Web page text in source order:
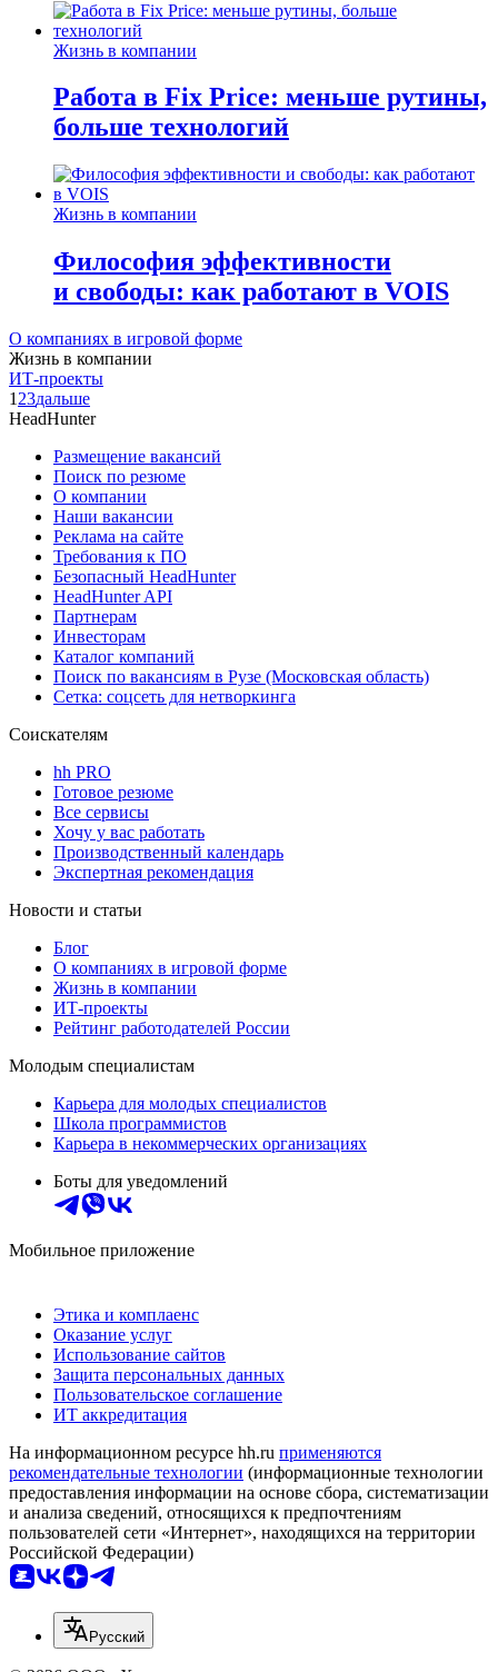
Жизнь в компании
Работа в Fix Price: меньше рутины,
больше технологий
Жизнь в компании
Философия эффективности
и свободы: как работают в VOIS
О компаниях в игровой форме
Жизнь в компании
ИТ-проекты
1 23дальше
HeadHunter
Размещение вакансий
Поиск по резюме
О компании
Наши вакансии
Реклама на сайте
Требования к ПО
Безопасный HeadHunter
HeadHunter API
Партнерам
Инвесторам
Каталог компаний
Поиск по вакансиям в Рузе (Московская область)
Сетка: соцсеть для нетворкинга
Соискателям
hh PRO
Готовое резюме
Все сервисы
Хочу у вас работать
Производственный календарь
Экспертная рекомендация
Новости и статьи
Блог
О компаниях в игровой форме
Жизнь в компании
ИТ-проекты
Рейтинг работодателей России
Молодым специалистам
Карьера для молодых специалистов
Школа программистов
Карьера в некоммерческих организациях
Боты для уведомлений
Мобильное приложение
Этика и комплаенс
Оказание услуг
Использование сайтов
Защита персональных данных
Пользовательское соглашение
ИТ аккредитация
На информационном ресурсе hh.ru применяются
рекомендательные технологии (информационные технологии
предоставления информации на основе сбора, систематизации
и анализа сведений, относящихся к предпочтениям
пользователей сети «Интернет», находящихся на территории
Российской Федерации)
Русский